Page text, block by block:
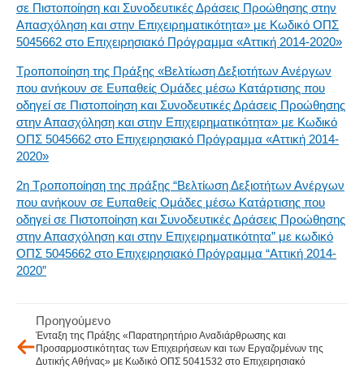
σε Πιστοποίηση και Συνοδευτικές Δράσεις Προώθησης στην
Απασχόληση και στην Επιχειρηματικότητα» με Κωδικό ΟΠΣ
5045662 στο Επιχειρησιακό Πρόγραμμα «Αττική 2014-2020»
Τροποποίηση της Πράξης «Βελτίωση Δεξιοτήτων Ανέργων
που ανήκουν σε Ευπαθείς Ομάδες μέσω Κατάρτισης που
οδηγεί σε Πιστοποίηση και Συνοδευτικές Δράσεις Προώθησης
στην Απασχόληση και στην Επιχειρηματικότητα» με Κωδικό
ΟΠΣ 5045662 στο Επιχειρησιακό Πρόγραμμα «Αττική 2014-
2020»
2η Τροποποίηση της πράξης “Βελτίωση Δεξιοτήτων Ανέργων
που ανήκουν σε Ευπαθείς Ομάδες μέσω Κατάρτισης που
οδηγεί σε Πιστοποίηση και Συνοδευτικές Δράσεις Προώθησης
στην Απασχόληση και στην Επιχειρηματικότητα” με κωδικό
ΟΠΣ 5045662 στο Επιχειρησιακό Πρόγραμμα “Αττική 2014-
2020”
Προηγούμενο
Ένταξη της Πράξης «Παρατηρητήριο Αναδιάρθρωσης και
Προσαρμοστικότητας των Επιχειρήσεων και των Εργαζομένων της
Δυτικής Αθήνας» με Κωδικό ΟΠΣ 5041532 στο Επιχειρησιακό